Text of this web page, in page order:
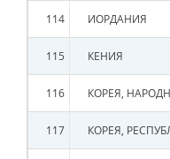
114 ИОРДАНИЯ
115 КЕНИЯ
116 КОРЕЯ,
117 КОРЕЯ,